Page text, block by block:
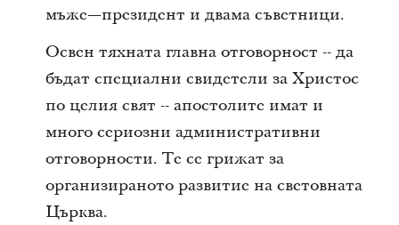
мъже—президент и двама съветници.
Освен тяхната главна отговорност -- да
бъдат специални свидетели за Христос
по целия свят -- апостолите имат и
много сериозни административни
отговорности. Те се грижат за
организираното развитие на световната
Църква.